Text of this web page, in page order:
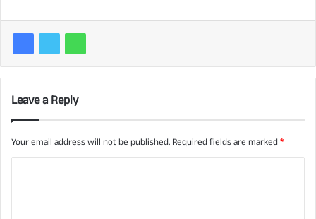
Leave a Reply
Your email address will not be published. Required fields are marked*